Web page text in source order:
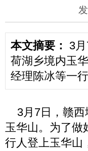
本文摘要： 3
荷湖乡境内玉
经理陈冰等一
3月7日，赣西
玉华山。为了做
行人登上玉华山